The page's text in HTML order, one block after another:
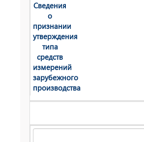
Сведения
о
признании
утверждения
типа
средств
измерений
зарубежного
производства